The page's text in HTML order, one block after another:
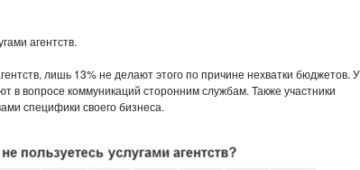
агентств.
лишь 13% не делают этого по причине нехватки бюджетов. У
в вопросе коммуникаций сторонним службам. Также участники
специфики своего бизнеса.